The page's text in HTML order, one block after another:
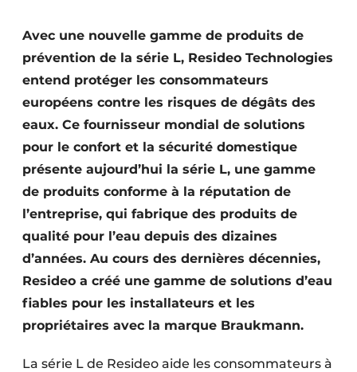
Video’s
Avec une nouvelle gamme de produits de
prévention de la série L, Resideo Technologies
entend protéger les consommateurs
européens contre les risques de dégâts des
eaux. Ce fournisseur mondial de solutions
pour le confort et la sécurité domestique
présente aujourd’hui la série L, une gamme
de produits conforme à la réputation de
l’entreprise, qui fabrique des produits de
qualité pour l’eau depuis des dizaines
d’années. Au cours des dernières décennies,
Resideo a créé une gamme de solutions d’eau
fiables pour les installateurs et les
propriétaires avec la marque Braukmann.
La série L de Resideo aide les consommateurs à